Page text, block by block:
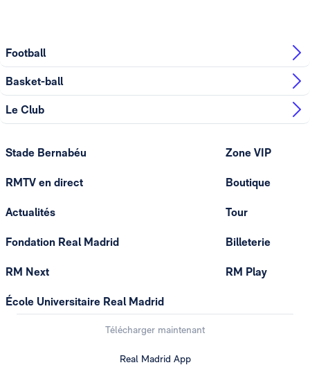
Football
Basket-ball
Le Club
Stade Bernabéu
RMTV en direct
Actualités
Fondation Real Madrid
RM Next
École Universitaire Real Madrid
Zone VIP
Boutique
Tour
Billeterie
RM Play
Télécharger maintenant
Real Madrid App